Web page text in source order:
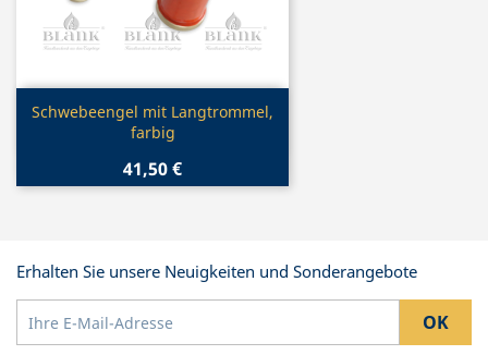
Vorschau
Schwebeengel mit Langtrommel,
farbig
41,50 €
Erhalten Sie unsere Neuigkeiten und Sonderangebote